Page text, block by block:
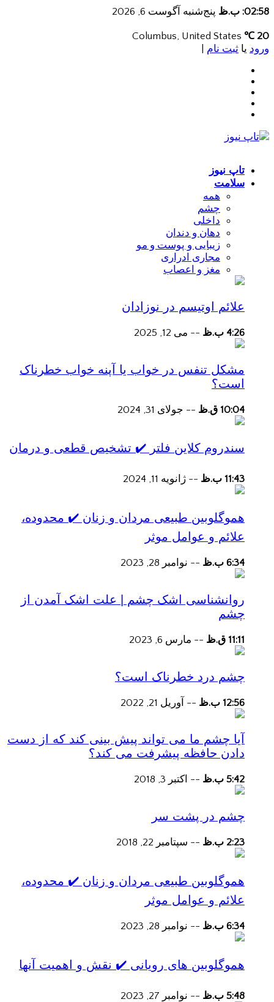
02:58: ب.ظ پنج‌شنبه آگوست 6, 2026
20 ℃
ورود یا ثبت نام
تاپ نیوز
سلامت
همه
چشم
داخلی
دهان و دندان
زیبایی و پوست و مو
مجاری ادراری
مغز و اعصاب
علائم اوتیسم در نوزادان
4:26 ب.ظ -- می 12, 2025
مشکل تنفس در خواب یا آپنه خواب خطرناک
است؟
10:04 ق.ظ -- جولای 31, 2024
سندروم کلاین فلتر ✔️ تشخیص قطعی و درمان
11:43 ب.ظ -- ژانویه 11, 2024
هموگلوبین طبیعی مردان و زنان ✔️ محدوده،
علائم و عوامل موثر
6:34 ب.ظ -- نوامبر 28, 2023
روانشناسی اشک چشم | علت اشک آمدن از
چشم
11:11 ق.ظ -- مارس 6, 2023
چشم درد خطرناک است؟
12:56 ب.ظ -- آوریل 21, 2022
آیا چشم ما می تواند پیش بینی کند که از دست
دادن حافظه پیشرفت می کند؟
5:42 ب.ظ -- اکتبر 3, 2018
چشم در پشت سر
2:23 ب.ظ -- سپتامبر 22, 2018
هموگلوبین طبیعی مردان و زنان ✔️ محدوده،
علائم و عوامل موثر
6:34 ب.ظ -- نوامبر 28, 2023
هموگلوبین های رویانی ✔️ نقش و اهمیت آنها
5:48 ب.ظ -- نوامبر 27, 2023